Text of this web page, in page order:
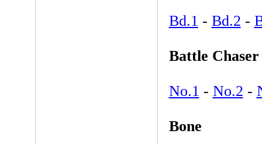
Bd.1 - Bd.2 -
Battle Chaser
No.1 - No.2 -
Bone